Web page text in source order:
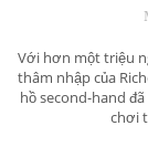
Với hơn một triệu
thâm nhập của
hồ second-hand
chơi